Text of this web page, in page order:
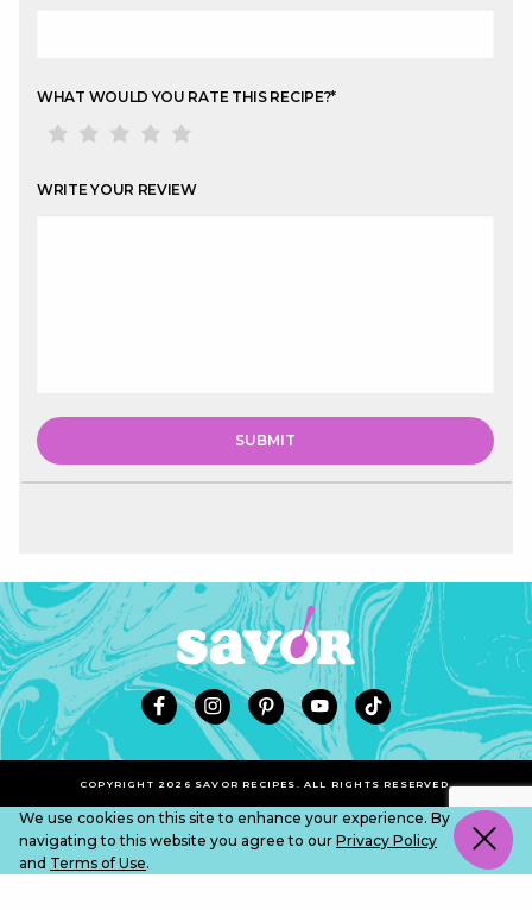
WHAT WOULD YOU RATE THIS RECIPE?*
WRITE YOUR REVIEW
COPYRIGHT 2026 SAVOR RECIPES. ALL RIGHTS RESERVED.
We use cookies on this site to enhance your experience. By
navigating to this website you agree to our Privacy Policy
and Terms of Use.